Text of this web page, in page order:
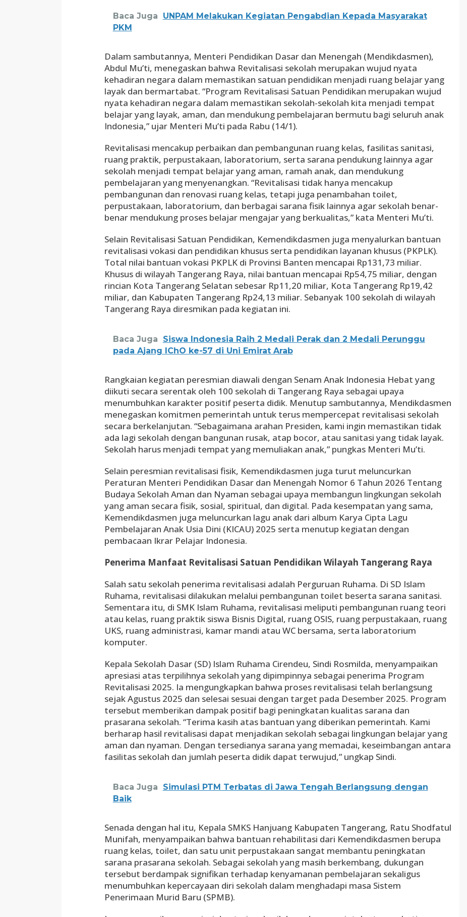
Baca Juga
UNPAM Melakukan Kegiatan Pengabdian Kepada Masyarakat
PKM
Dalam sambutannya, Menteri Pendidikan Dasar dan Menengah (Mendikdasmen),
Abdul Mu’ti, menegaskan bahwa Revitalisasi sekolah merupakan wujud nyata
kehadiran negara dalam memastikan satuan pendidikan menjadi ruang belajar yang
layak dan bermartabat. “Program Revitalisasi Satuan Pendidikan merupakan wujud
nyata kehadiran negara dalam memastikan sekolah-sekolah kita menjadi tempat
belajar yang layak, aman, dan mendukung pembelajaran bermutu bagi seluruh anak
Indonesia,” ujar Menteri Mu’ti pada Rabu (14/1).
Revitalisasi mencakup perbaikan dan pembangunan ruang kelas, fasilitas sanitasi,
ruang praktik, perpustakaan, laboratorium, serta sarana pendukung lainnya agar
sekolah menjadi tempat belajar yang aman, ramah anak, dan mendukung
pembelajaran yang menyenangkan. “Revitalisasi tidak hanya mencakup
pembangunan dan renovasi ruang kelas, tetapi juga penambahan toilet,
perpustakaan, laboratorium, dan berbagai sarana fisik lainnya agar sekolah benar-
benar mendukung proses belajar mengajar yang berkualitas,” kata Menteri Mu’ti.
Selain Revitalisasi Satuan Pendidikan, Kemendikdasmen juga menyalurkan bantuan
revitalisasi vokasi dan pendidikan khusus serta pendidikan layanan khusus (PKPLK).
Total nilai bantuan vokasi PKPLK di Provinsi Banten mencapai Rp131,73 miliar.
Khusus di wilayah Tangerang Raya, nilai bantuan mencapai Rp54,75 miliar, dengan
rincian Kota Tangerang Selatan sebesar Rp11,20 miliar, Kota Tangerang Rp19,42
miliar, dan Kabupaten Tangerang Rp24,13 miliar. Sebanyak 100 sekolah di wilayah
Tangerang Raya diresmikan pada kegiatan ini.
Baca Juga
Siswa Indonesia Raih 2 Medali Perak dan 2 Medali Perunggu
pada Ajang IChO ke-57 di Uni Emirat Arab
Rangkaian kegiatan peresmian diawali dengan Senam Anak Indonesia Hebat yang
diikuti secara serentak oleh 100 sekolah di Tangerang Raya sebagai upaya
menumbuhkan karakter positif peserta didik. Menutup sambutannya, Mendikdasmen
menegaskan komitmen pemerintah untuk terus mempercepat revitalisasi sekolah
secara berkelanjutan. “Sebagaimana arahan Presiden, kami ingin memastikan tidak
ada lagi sekolah dengan bangunan rusak, atap bocor, atau sanitasi yang tidak layak.
Sekolah harus menjadi tempat yang memuliakan anak,” pungkas Menteri Mu’ti.
Selain peresmian revitalisasi fisik, Kemendikdasmen juga turut meluncurkan
Peraturan Menteri Pendidikan Dasar dan Menengah Nomor 6 Tahun 2026 Tentang
Budaya Sekolah Aman dan Nyaman sebagai upaya membangun lingkungan sekolah
yang aman secara fisik, sosial, spiritual, dan digital. Pada kesempatan yang sama,
Kemendikdasmen juga meluncurkan lagu anak dari album Karya Cipta Lagu
Pembelajaran Anak Usia Dini (KICAU) 2025 serta menutup kegiatan dengan
pembacaan Ikrar Pelajar Indonesia.
Penerima Manfaat Revitalisasi Satuan Pendidikan Wilayah Tangerang Raya
Salah satu sekolah penerima revitalisasi adalah Perguruan Ruhama. Di SD Islam
Ruhama, revitalisasi dilakukan melalui pembangunan toilet beserta sarana sanitasi.
Sementara itu, di SMK Islam Ruhama, revitalisasi meliputi pembangunan ruang teori
atau kelas, ruang praktik siswa Bisnis Digital, ruang OSIS, ruang perpustakaan, ruang
UKS, ruang administrasi, kamar mandi atau WC bersama, serta laboratorium
komputer.
Kepala Sekolah Dasar (SD) Islam Ruhama Cirendeu, Sindi Rosmilda, menyampaikan
apresiasi atas terpilihnya sekolah yang dipimpinnya sebagai penerima Program
Revitalisasi 2025. Ia mengungkapkan bahwa proses revitalisasi telah berlangsung
sejak Agustus 2025 dan selesai sesuai dengan target pada Desember 2025. Program
tersebut memberikan dampak positif bagi peningkatan kualitas sarana dan
prasarana sekolah. “Terima kasih atas bantuan yang diberikan pemerintah. Kami
berharap hasil revitalisasi dapat menjadikan sekolah sebagai lingkungan belajar yang
aman dan nyaman. Dengan tersedianya sarana yang memadai, keseimbangan antara
fasilitas sekolah dan jumlah peserta didik dapat terwujud,” ungkap Sindi.
Baca Juga
Simulasi PTM Terbatas di Jawa Tengah Berlangsung dengan
Baik
Senada dengan hal itu, Kepala SMKS Hanjuang Kabupaten Tangerang, Ratu Shodfatul
Munifah, menyampaikan bahwa bantuan rehabilitasi dari Kemendikdasmen berupa
ruang kelas, toilet, dan satu unit perpustakaan sangat membantu peningkatan
sarana prasarana sekolah. Sebagai sekolah yang masih berkembang, dukungan
tersebut berdampak signifikan terhadap kenyamanan pembelajaran sekaligus
menumbuhkan kepercayaan diri sekolah dalam menghadapi masa Sistem
Penerimaan Murid Baru (SPMB).